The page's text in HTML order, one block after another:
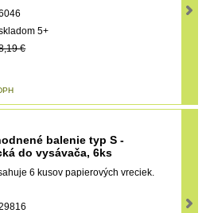
5+
€
balenie typ S -
do vysávača, 6ks
6 kusov papierových vreciek.